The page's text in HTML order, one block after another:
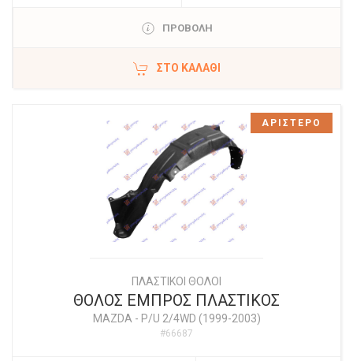
ΠΡΟΒΟΛΗ
ΣΤΟ ΚΑΛΆΘΙ
ΠΛΑΣΤΙΚΟΙ ΘΟΛΟΙ
ΘΟΛΟΣ ΕΜΠΡΟΣ ΠΛΑΣΤΙΚΟΣ
MAZDA- P/U 2/4WD (1999-2003)
#66687
ΑΡΙΣΤΕΡΟ